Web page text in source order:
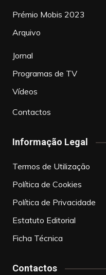
Prémio Mobis 2023
Arquivo
Jornal
Programas de TV
Vídeos
Contactos
Informação Legal
Termos de Utilização
Política de Cookies
Política de Privacidade
Estatuto Editorial
Ficha Técnica
Contactos